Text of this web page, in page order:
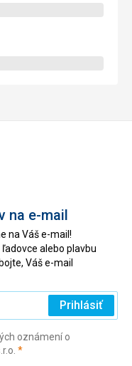
na e-mail
na Váš e-mail!
alebo plavbu
Váš e-mail
Prihlásiť
oznámení o
*(povinné)